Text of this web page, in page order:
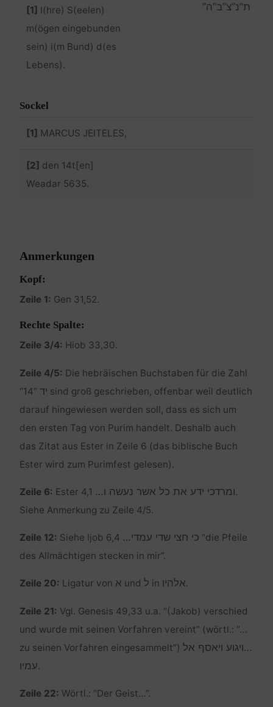
[1] I(hre) S(eelen)
m(ögen eingebunden
sein) i(m Bund) d(es
Lebens).
ת”נ”צ”ב”ה”
Sockel
[1] MARCUS JEITELES,
[2] den 14t[en]
Weadar 5635.
Anmerkungen
Kopf:
Zeile 1: Gen 31,52.
Rechte Spalte:
Zeile 3/4: Hiob 33,30.
Zeile 4/5: Die hebräischen Buchstaben für die Zahl
“14” יד sind groß geschrieben, offenbar weil deutlich
darauf hingewiesen werden soll, dass es sich um
den ersten Tag von Purim handelt. Deshalb auch
das Zitat aus Ester in Zeile 6 (das biblische Buch
Ester wird zum Purimfest gelesen).
Zeile 6: Ester 4,1 ומרדכי ידע את כל אשר נעשה ו….
Siehe Anmerkung zu Zeile 4/5.
Zeile 12: Siehe Ijob 6,4 כי חצי שדי עמדי… “die Pfeile
des Allmächtigen stecken in mir”.
Zeile 20: Ligatur von א und ל in אלהיו.
Zeile 21: Vgl. Genesis 49,33 u.a. “(Jakob) verschied
und wurde mit seinen Vorfahren vereint” (wörtl.: “…
zu seinen Vorfahren eingesammelt”) …ויגוע ויאסף אל
עמיו.
Zeile 22: Wörtl.: “Der Geist…”.